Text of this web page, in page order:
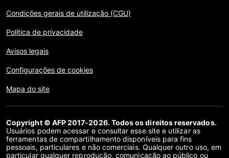
Condições gerais de utilização (CGU)
Política de privacidade
Avisos legais
Configurações de cookies
Mapa do site
Copyright © AFP 2017-2026. Todos os direitos reservados.
Usuários podem acessar e consultar esse site e utilizar as
ferramentas de compartilhamento disponíveis para fins
pessoais, particulares e não comerciais. Qualquer outro uso, em
particular qualquer reprodução, comunicação ao público ou